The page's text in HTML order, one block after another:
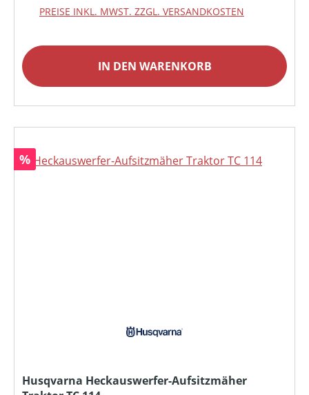
PREISE INKL. MWST. ZZGL. VERSANDKOSTEN
IN DEN WARENKORB
Rabatt
%
Husqvarna Heckauswerfer-Aufsitzmäher